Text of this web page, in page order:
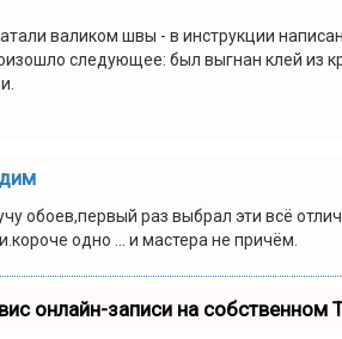
валиком швы - в инструкции
следующее: был выгнан клей из
обоев,первый раз выбрал эти всё
одно ... и мастера не причём.
онлайн-записи на собственном